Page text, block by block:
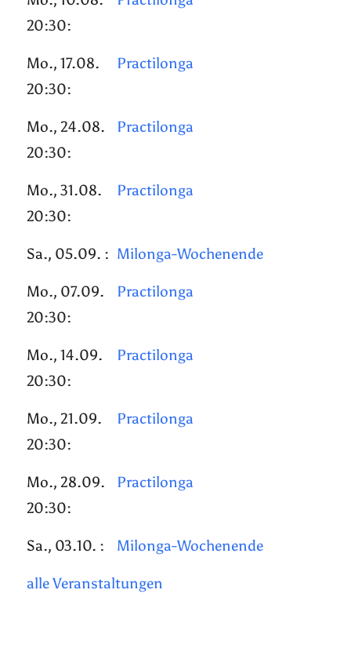
20:30:
Mo., 17.08.
20:30:
Practilonga
Mo., 24.08.
20:30:
Practilonga
Mo., 31.08.
20:30:
Practilonga
Sa., 05.09. : Milonga-Wochenende
Mo., 07.09.
20:30:
Practilonga
Mo., 14.09.
20:30:
Practilonga
Mo., 21.09.
20:30:
Practilonga
Mo., 28.09.
20:30:
Practilonga
Sa., 03.10. : Milonga-Wochenende
alle Veranstaltungen